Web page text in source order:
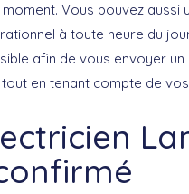
Vous pouvez aussi
à toute heure du
afin de vous envoyer
en tenant compte de